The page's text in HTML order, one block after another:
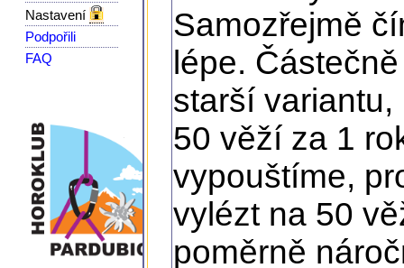
Nastavení
Podpořili
FAQ
Samozřejmě
lépe.
starší
50 věží za 1
vypouštíme,
vylézt na 50
poměrně